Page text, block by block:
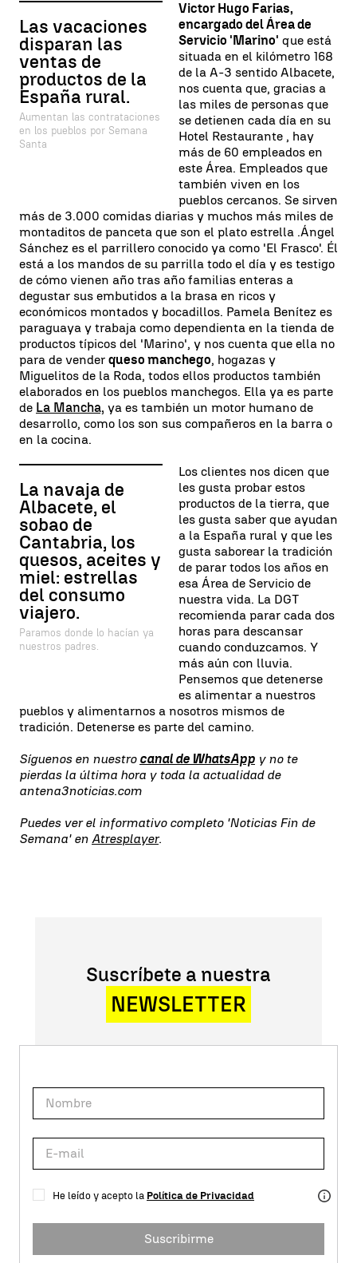
Las vacaciones
disparan las
ventas de
productos de la
España rural.
Aumentan las contrataciones
en los pueblos por Semana
Santa
Victor Hugo Farias,
encargado del Área de
Servicio 'Marino' que está
situada en el kilómetro 168
de la A-3 sentido Albacete,
nos cuenta que, gracias a
las miles de personas que
se detienen cada día en su
Hotel Restaurante , hay
más de 60 empleados en
este Área. Empleados que
también viven en los
pueblos cercanos. Se sirven
más de 3.000 comidas diarias y muchos más miles de
montaditos de panceta que son el plato estrella .Ángel
Sánchez es el parrillero conocido ya como 'El Frasco'. Él
está a los mandos de su parrilla todo el día y es testigo
de cómo vienen año tras año familias enteras a
degustar sus embutidos a la brasa en ricos y
económicos montados y bocadillos. Pamela Benítez es
paraguaya y trabaja como dependienta en la tienda de
productos típicos del 'Marino', y nos cuenta que ella no
para de vender queso manchego, hogazas y
Miguelitos de la Roda, todos ellos productos también
elaborados en los pueblos manchegos. Ella ya es parte
de La Mancha, ya es también un motor humano de
desarrollo, como los son sus compañeros en la barra o
en la cocina.
La navaja de
Albacete, el
sobao de
Cantabria, los
quesos, aceites y
miel: estrellas
del consumo
viajero.
Paramos donde lo hacían ya
nuestros padres.
Los clientes nos dicen que
les gusta probar estos
productos de la tierra, que
les gusta saber que ayudan
a la España rural y que les
gusta saborear la tradición
de parar todos los años en
esa Área de Servicio de
nuestra vida. La DGT
recomienda parar cada dos
horas para descansar
cuando conduzcamos. Y
más aún con lluvia.
Pensemos que detenerse
es alimentar a nuestros
pueblos y alimentarnos a nosotros mismos de
tradición. Detenerse es parte del camino.
Síguenos en nuestro canal de WhatsApp y no te
pierdas la última hora y toda la actualidad de
antena3noticias.com
Puedes ver el informativo completo 'Noticias Fin de
Semana' en Atresplayer.
Suscríbete a nuestra
NEWSLETTER
He leído y acepto la Política de Privacidad
Suscribirme